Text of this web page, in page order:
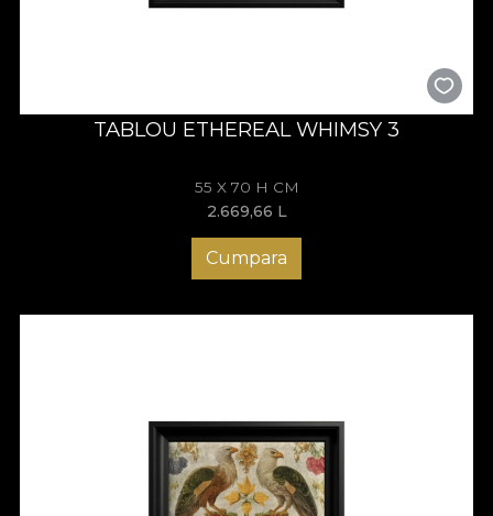
TABLOU ETHEREAL WHIMSY 3
55 X 70 H CM
2.669,66 L
Cumpara